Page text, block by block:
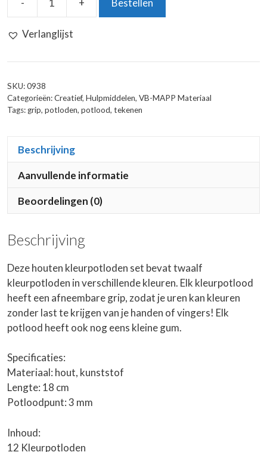
-
Houten
+ Bestellen
Verlanglijst
SKU:0938
Categorieën:Creatief, Hulpmiddelen, VB-MAPP Materiaal
Tags: grip, potloden, potlood, tekenen
Beschrijving
Aanvullende informatie
Beoordelingen (0)
Beschrijving
Deze houten kleurpotloden set bevat twaalf
kleurpotloden in verschillende kleuren. Elk kleurpotlood
heeft een afneembare grip, zodat je uren kan kleuren
zonder last te krijgen van je handen of vingers! Elk
potlood heeft ook nog eens kleine gum.
Specificaties:
Materiaal: hout, kunststof
Lengte: 18 cm
Potloodpunt: 3 mm
Inhoud:
12 Kleurpotloden